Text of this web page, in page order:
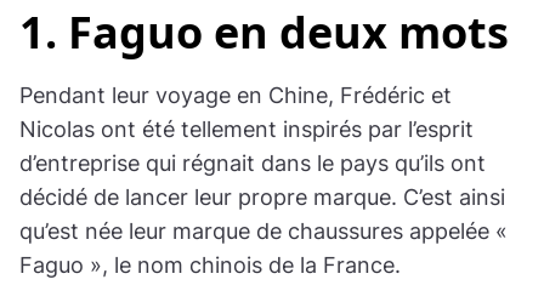
1. Faguo en deux mots
Pendant leur voyage en Chine, Frédéric et
Nicolas ont été tellement inspirés par l’esprit
d’entreprise qui régnait dans le pays qu’ils ont
décidé de lancer leur propre marque. C’est ainsi
qu’est née leur marque de chaussures appelée «
Faguo », le nom chinois de la France.